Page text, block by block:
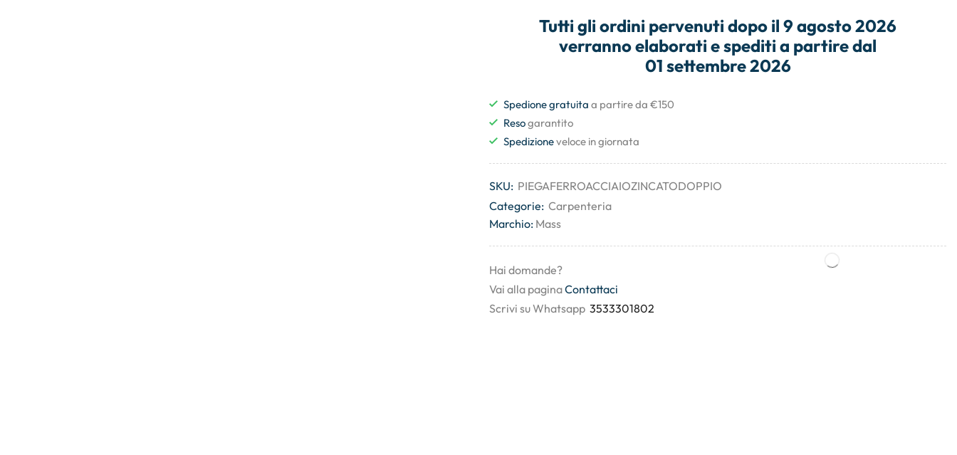
Tutti gli ordini pervenuti dopo il 9 agosto 2026
verranno elaborati espediti a partire dal
01 settembre 2026
Spedione gratuita a partire da €150
Resogarantito
Spedizioneveloce in giornata
SKU: PIEGAFERROACCIAIOZINCATODOPPIO
Categorie: Carpenteria
Marchio: Mass
Hai domande?
Vai alla paginaContattaci
Scrivi su Whatsapp 3533301802